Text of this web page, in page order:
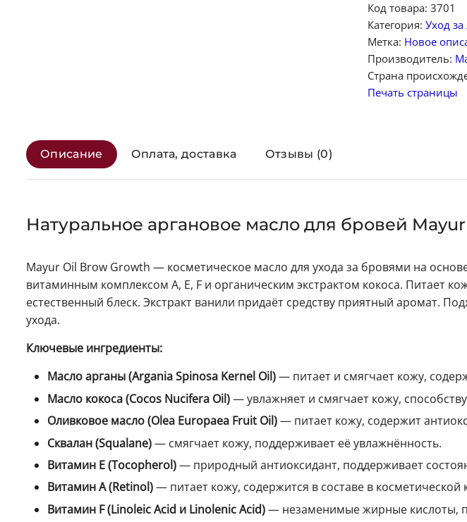
Код товара: 3701
Категория: Уход
Метка: Новое
Производитель:
Страна
Печать страницы
Описание Оплата, доставка Отзывы (0)
Натуральное аргановое масло для бровей
Mayur Oil Brow Growth — косметическое масло для ухода за бровями на
витаминным комплексом A, E, F и органическим экстрактом кокоса. Питает
естественный блеск. Экстракт ванили придаёт средству приятный аромат.
ухода.
Ключевые ингредиенты:
Масло арганы (Argania Spinosa Kernel Oil)— питает и смягчает кожу,
Масло кокоса (Cocos Nucifera Oil)— увлажняет и смягчает кожу,
Оливковое масло (Olea Europaea Fruit Oil)— питает кожу, содержит
Сквалан (Squalane)— смягчает кожу, поддерживает её увлажнённость.
Витамин Е (Tocopherol)— природный антиоксидант, поддерживает
Витамин А (Retinol)— питает кожу, содержится в составе в косметической
Витамин F (Linoleic Acid и Linolenic Acid)— незаменимые жирные кислоты,